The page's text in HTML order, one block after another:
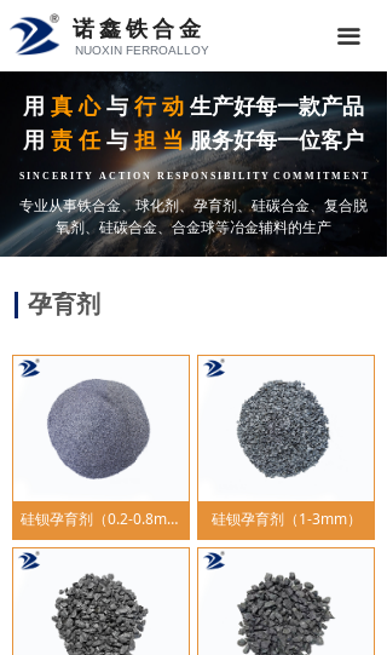
끀
诺鑫铁合金
NUOXIN FERROALLOY
专业从事铁合金、球化剂、孕育剂、硅碳合金、复合脱
氧剂、硅碳合金、合金球等冶金辅料的生产
用 真 心与行 动 生产好每一款产品
用 责 任 与担 当服务好每一位客户
S I N C E R I T Y A C T I O N R E S P O N S I B I L I T Y C O M M I T M E N T
硅钡孕育剂（0.2-0.8mm） 硅钡孕育剂（1-3mm）
孕育剂